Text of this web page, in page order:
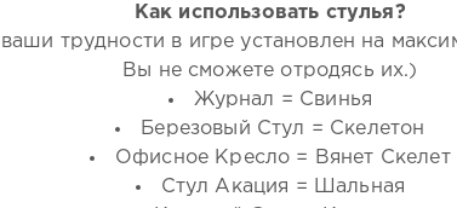
Как использовать стулья?
трудности в игре установлен на
Вы не сможете отродясь их.)
Журнал = Свинья
Березовый Стул = Скелетон
Офисное Кресло = Вянет Скелет
Стул Акация = Шальная